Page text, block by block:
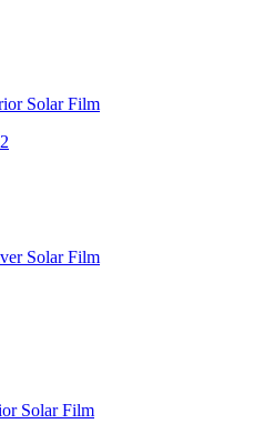
Solar Film
Solar Film
Solar Film